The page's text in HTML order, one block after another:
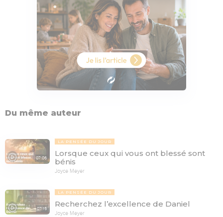
Du même auteur
07:06
LA PENSÉE DU JOUR
Lorsque ceux qui vous ont blessé sont
bénis
Joyce Meyer
07:15
LA PENSÉE DU JOUR
Recherchez l’excellence de Daniel
Joyce Meyer